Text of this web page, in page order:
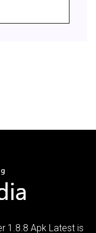
1.8.8 Apk Latest is